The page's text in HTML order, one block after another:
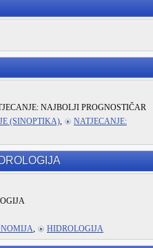
NAJBOLJI PROGNOSTIČAR
(SINOPTIKA),
NATJECANJE:
, HIDROLOGIJA